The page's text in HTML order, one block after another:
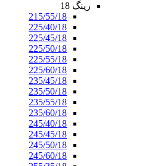
رینگ 18
215/55/18
225/40/18
225/45/18
225/50/18
225/55/18
225/60/18
235/45/18
235/50/18
235/55/18
235/60/18
245/40/18
245/45/18
245/50/18
245/60/18